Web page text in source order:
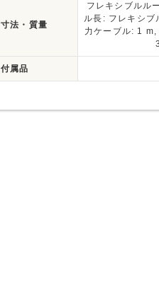
寸法・質量
フレキシブルル
ル長: フレキシ
力ケーブル: 1
付属品